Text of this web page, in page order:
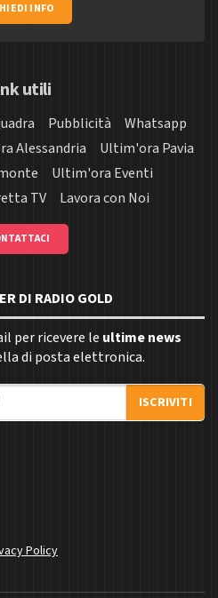
INFO
utili
Pubblicità
Whatsapp
Alessandria
Ultim'ora Pavia
Ultim'ora Eventi
TV Lavora con Noi
DI RADIO GOLD
per ricevere le ultime news
di posta elettronica.
ISCRIVITI
Policy